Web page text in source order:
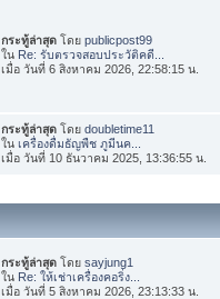
กระทู้ล่าสุด โดยpublicpost99
ใน Re: รับตรวจสอบประวัติคดี...
เมื่อ วันที่ 6 สิงหาคม 2026, 22:58:15 น.
กระทู้ล่าสุด โดยdoubletime11
ในเครื่องดื่มธัญพืช ภูมีนค...
เมื่อ วันที่ 10 ธันวาคม 2025, 13:36:55 น.
กระทู้ล่าสุด โดยsayjung1
ใน Re: ให้เช่าเครื่องคอริ่ง...
เมื่อ วันที่ 5 สิงหาคม 2026, 23:13:33 น.